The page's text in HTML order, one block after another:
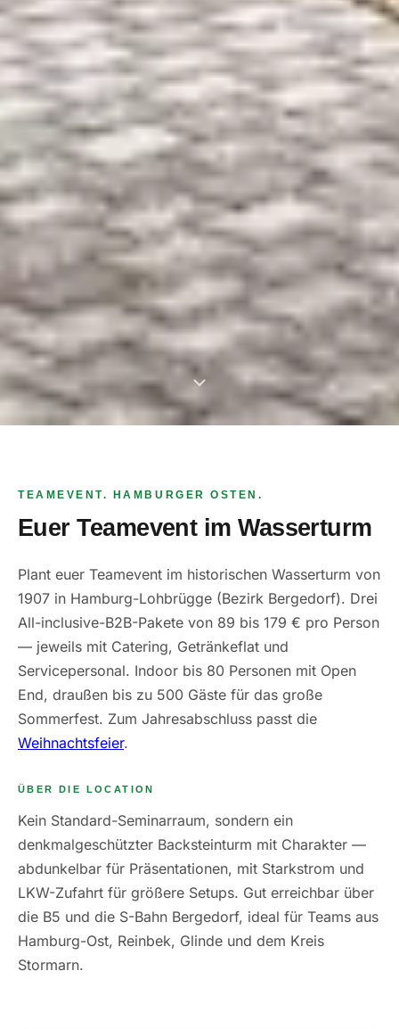
TEAMEVENT. HAMBURGER OSTEN.
Euer Teamevent im Wasserturm
Plant euer Teamevent im historischen Wasserturm von
1907 in Hamburg-Lohbrügge (Bezirk Bergedorf). Drei
All-inclusive-B2B-Pakete von 89 bis 179 € pro Person
— jeweils mit Catering, Getränkeflat und
Servicepersonal. Indoor bis 80 Personen mit Open
End, draußen bis zu 500 Gäste für das große
Sommerfest. Zum Jahresabschluss passt die
Weihnachtsfeier.
ÜBER DIE LOCATION
Kein Standard-Seminarraum, sondern ein
denkmalgeschützter Backsteinturm mit Charakter —
abdunkelbar für Präsentationen, mit Starkstrom und
LKW-Zufahrt für größere Setups. Gut erreichbar über
die B5 und die S-Bahn Bergedorf, ideal für Teams aus
Hamburg-Ost, Reinbek, Glinde und dem Kreis
Stormarn.